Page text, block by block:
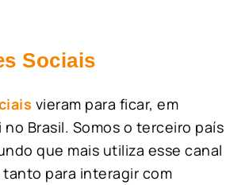
Sociais
vieram para ficar, em
Brasil. Somos o terceiro país
que mais utiliza esse canal
para interagir com